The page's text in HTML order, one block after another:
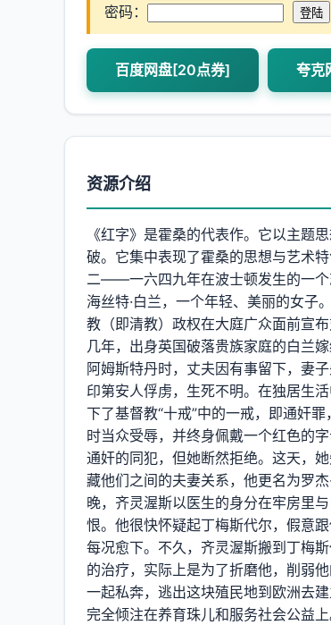
密码：
百度网盘[20点券] 夸克
资源介绍
《红字》是霍桑的代表作。它以主题
破。它集中表现了霍桑的思想与艺术
二——一六四九年在波士顿发生的一个
海丝特·白兰，一个年轻、美丽的女
教（即清教）政权在大庭广众面前宣
几年，出身英国破落贵族家庭的白兰
阿姆斯特丹时，丈夫因有事留下，妻
印第安人俘虏，生死不明。在独居生
下了基督教“十戒”中的一戒，即通奸
时当众受辱，并终身佩戴一个红色的
通奸的同犯，但她断然拒绝。这天，
藏他们之间的夫妻关系，他更名为罗
晚，齐灵渥斯以医生的身分在牢房里
恨。他很快怀疑起丁梅斯代尔，假意
每况愈下。不久，齐灵渥斯搬到丁梅
的治疗，实际上是为了折磨他，削弱
一起私奔，逃出这块殖民地到欧洲去
完全倾注在养育珠儿和服务社会公益